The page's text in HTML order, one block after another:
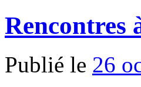
Rencontres
Publié le 26